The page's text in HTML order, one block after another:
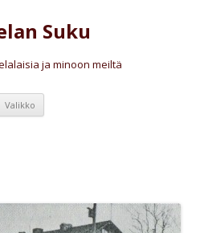
Suku
ja minoon meiltä
Valikko